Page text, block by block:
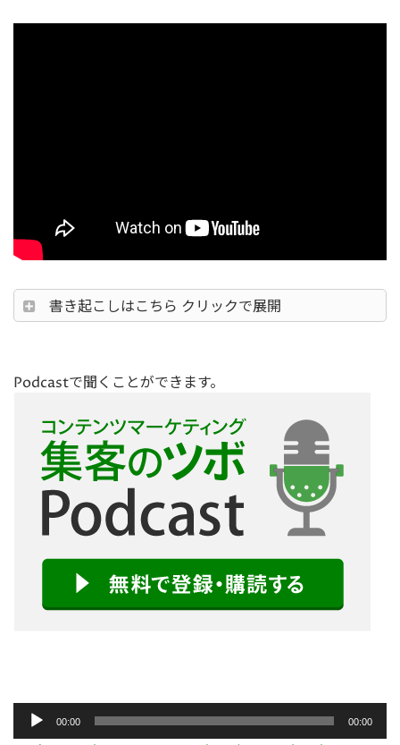
書き起こしはこちら クリックで展開
Podcastで聞くことができます。
声
00:00 00:00